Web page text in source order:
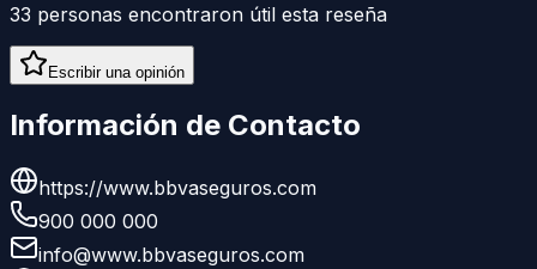
33 personas encontraron útil esta reseña
Escribir una opinión
Información de Contacto
https://www.bbvaseguros.com
900 000 000
info@www.bbvaseguros.com